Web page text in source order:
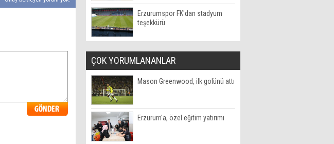
Erzurumspor FK'dan stadyum
teşekkürü
ÇOK YORUMLANANLAR
Mason Greenwood, ilk golünü attı
Erzurum'a, özel eğitim yatırımı